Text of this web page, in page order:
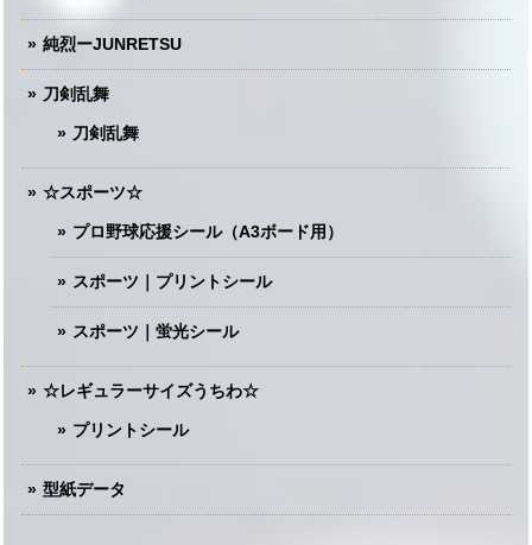
純烈ーJUNRETSU
刀剣乱舞
刀剣乱舞
☆スポーツ☆
プロ野球応援シール（A3ボード用）
スポーツ｜プリントシール
スポーツ｜蛍光シール
☆レギュラーサイズうちわ☆
プリントシール
型紙データ